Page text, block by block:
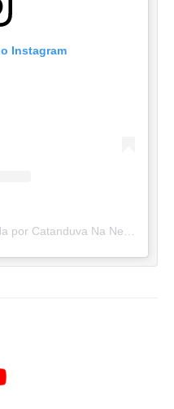
Instagram
Uma publicação compartilhada por Catanduva Na Net (@catanduvananett)